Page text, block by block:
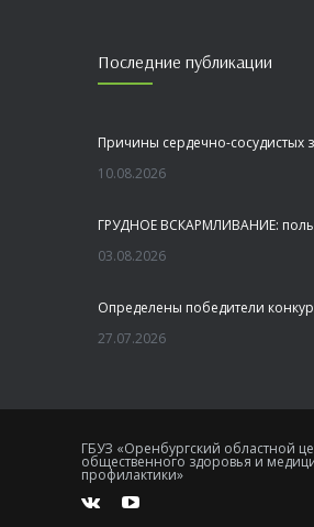
Последние публикации
10.08.2026
03.08.2026
27.07.2026
23.07.2026
ГБУЗ «Оренбургский областной
общественного здоровья и
профилактики»